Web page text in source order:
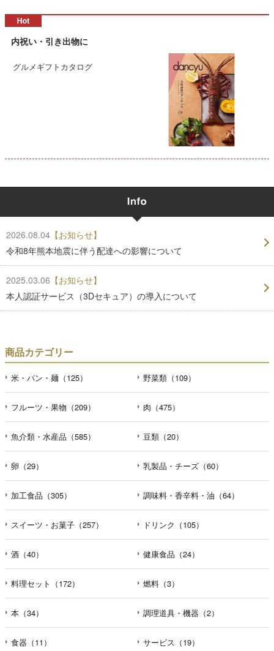
内祝い・引き出物に
グルメギフトカタログ
2026.08.04 【お知らせ】
令和8年熊本地震に伴う配達への影響について
2025.03.06 【お知らせ】
本人認証サービス（3Dセキュア）の導入について
商品カテゴリー
米・パン・麺（125） 野菜類（109）
フルーツ・果物（209） 肉（475）
魚介類・水産品（585） 豆類（20）
卵（29） 乳製品・チーズ（60）
加工食品（305） 調味料・香辛料・油（64）
スイーツ・お菓子（257） ドリンク（105）
酒（40） 健康食品（24）
料理セット（172） 燃料（3）
本（34） 調理道具・機器（2）
食器（11） サービス（19）